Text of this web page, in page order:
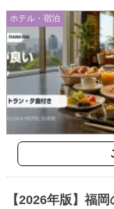
ホテル・宿泊
【2026年版】福